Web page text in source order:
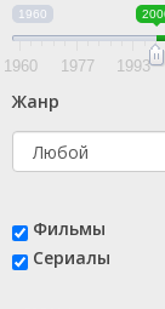
1960
1960 1977 1993
Жанр
Фильмы
Сериалы